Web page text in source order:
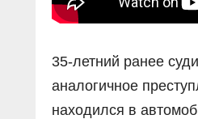
35-летний ранее
аналогичное
находился в